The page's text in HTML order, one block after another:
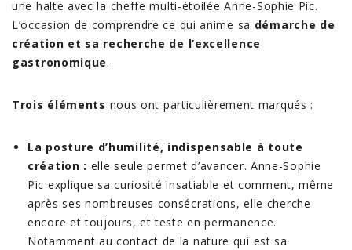
une halte avec la cheffe multi-étoilée Anne-Sophie Pic.
L’occasion de comprendre ce qui anime sa démarche de
création et sa recherche de l’excellence
gastronomique.
Trois éléments nous ont particulièrement marqués :
La posture d’humilité, indispensable à toute
création : elle seule permet d’avancer. Anne-Sophie
Pic explique sa curiosité insatiable et comment, même
après ses nombreuses consécrations, elle cherche
encore et toujours, et teste en permanence.
Notamment au contact de la nature qui est sa